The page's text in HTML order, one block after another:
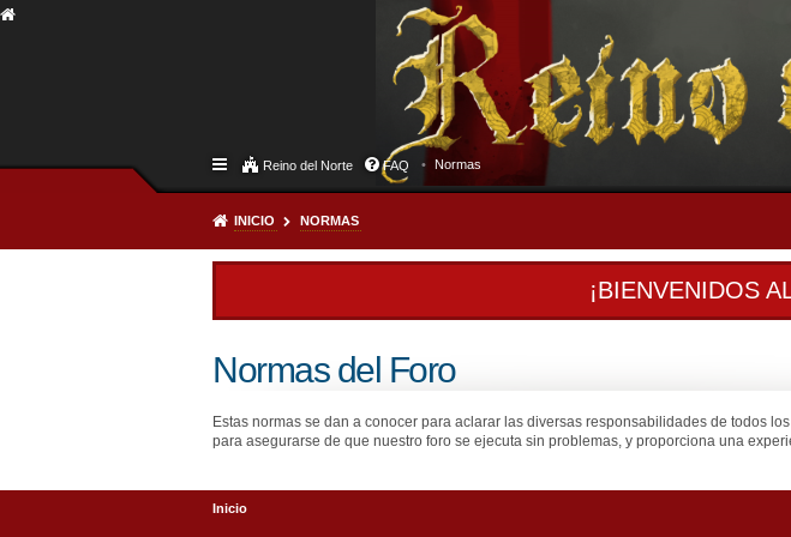
Reino del Norte FAQ Normas
INICIO NORMAS
¡BIENVENIDOS
Normas del Foro
Estas normas se dan a conocer para aclarar las diversas responsabilidades de todos
para asegurarse de que nuestro foro se ejecuta sin problemas, y proporciona una
Inicio